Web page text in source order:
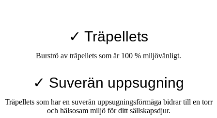
✓ Träpellets
Burströ av träpellets som är 100 % miljövänligt.
✓ Suverän uppsugning
Träpellets som har en suverän uppsugningsförmåga bidrar till en torr
och hälsosam miljö för ditt sällskapsdjur.